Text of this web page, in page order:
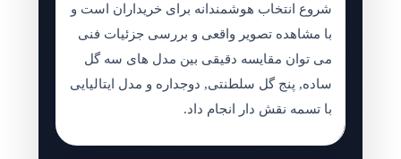
شروع انتخاب هوشمندانه برای خریداران است و
با مشاهده تصویر واقعی و بررسی جزئیات فنی
می توان مقایسه دقیقی بین مدل های سه گل
ساده, پنج گل سلطنتی, دوجداره و مدل ایتالیایی
با تسمه نقش دار انجام داد.